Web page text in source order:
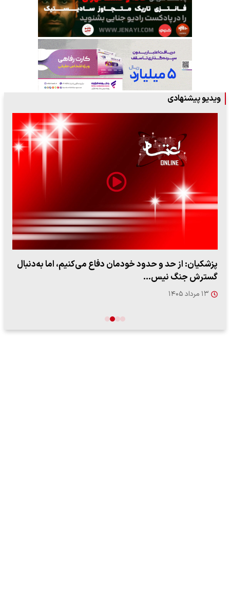
ویدیو پیشنهادی
پزشکیان: از حد و حدود خودمان دفاع می‌کنیم، اما به‌دنبال
گسترش جنگ نیس…
۱۳ مرداد ۱۴۰۵